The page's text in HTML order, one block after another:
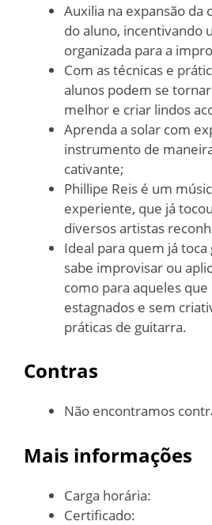
Auxilia na expansão da
do aluno, incentivando
organizada para a
Com as técnicas e
alunos podem se
melhor e criar lindos
Aprenda a solar com
instrumento de
cativante;
Phillipe Reis é um
experiente, que já
diversos artistas
Ideal para quem já
sabe improvisar ou
como para aqueles
estagnados e sem
práticas de guitarra.
Contras
Não encontramos
Mais informações
Carga horária:
Certificado: